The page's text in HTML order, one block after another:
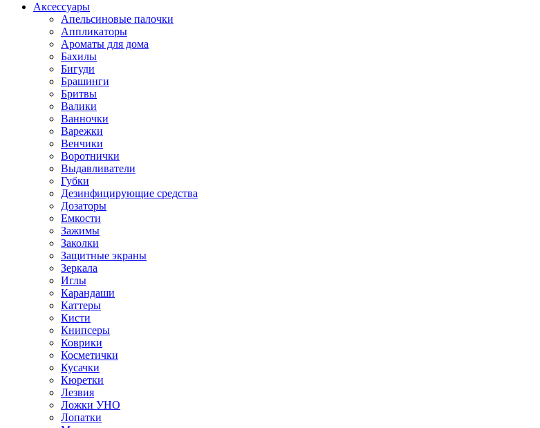
Аксессуары
Апельсиновые палочки
Аппликаторы
Ароматы для дома
Бахилы
Бигуди
Брашинги
Бритвы
Валики
Ванночки
Варежки
Венчики
Воротнички
Выдавливатели
Губки
Дезинфицирующие средства
Дозаторы
Емкости
Зажимы
Заколки
Защитные экраны
Зеркала
Иглы
Карандаши
Каттеры
Кисти
Книпсеры
Коврики
Косметички
Кусачки
Кюретки
Лезвия
Ложки УНО
Лопатки